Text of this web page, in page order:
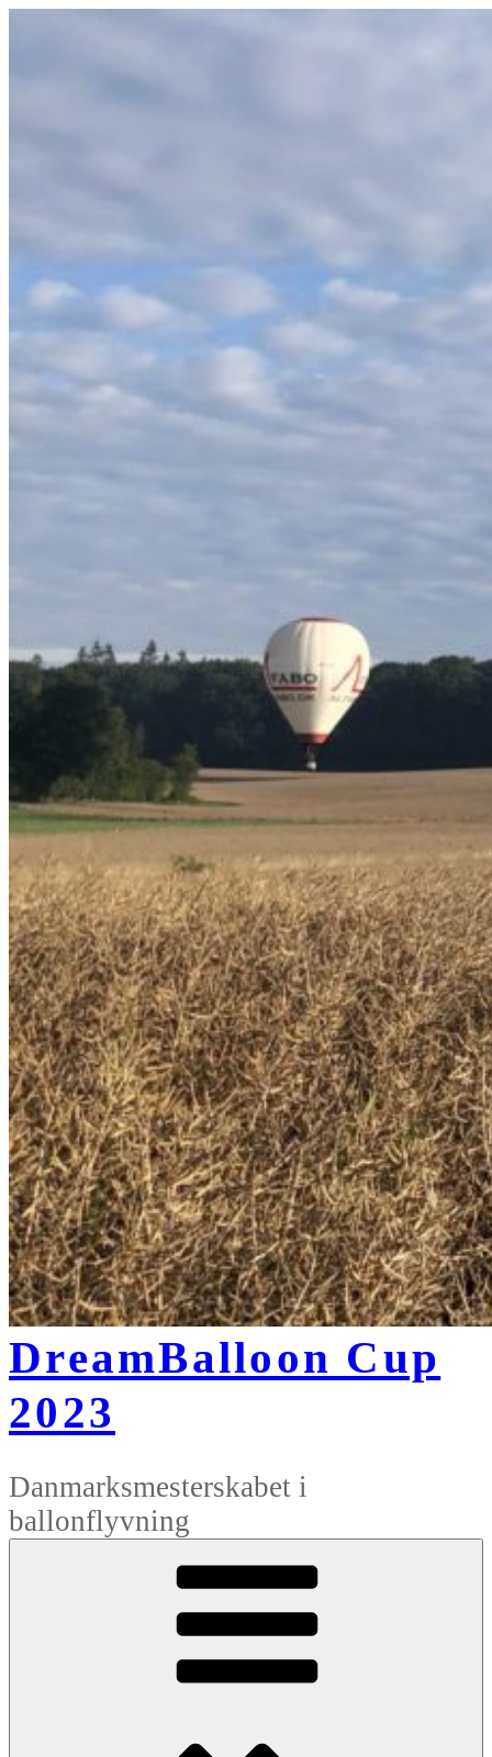
DreamBalloon Cup
2023
Danmarksmesterskabet i
ballonflyvning